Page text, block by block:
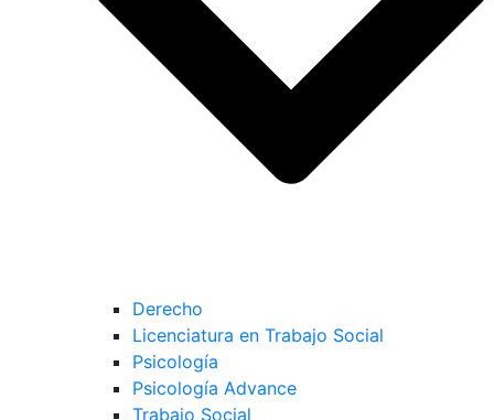
Derecho
Licenciatura en Trabajo Social
Psicología
Psicología Advance
Trabajo Social